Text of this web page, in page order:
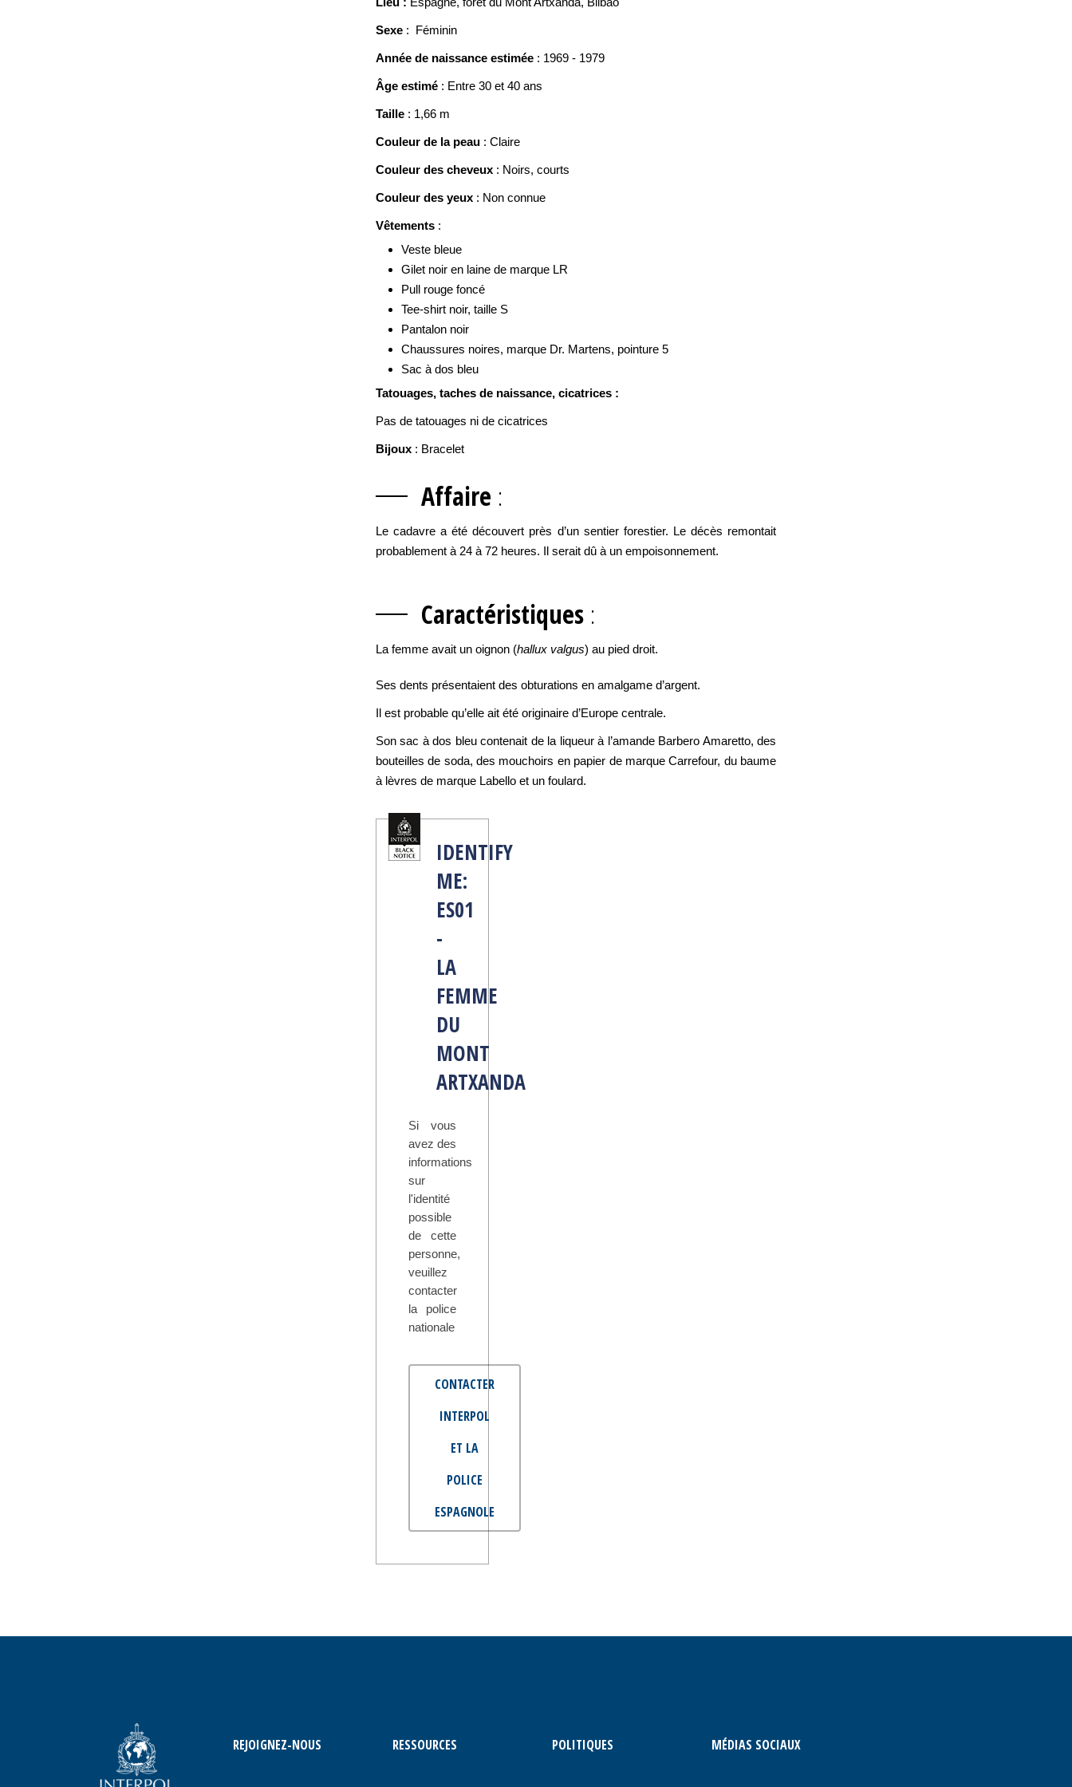
Sexe : Féminin
Année de naissance estimée : 1969 - 1979
Âge estimé : Entre 30 et 40 ans
Taille : 1,66 m
Couleur de la peau : Claire
Couleur des cheveux : Noirs, courts
Couleur des yeux : Non connue
Vêtements :
Veste bleue
Gilet noir en laine de marque LR
Pull rouge foncé
Tee-shirt noir, taille S
Pantalon noir
Chaussures noires, marque Dr. Martens, pointure 5
Sac à dos bleu
Tatouages, taches de naissance, cicatrices :
Pas de tatouages ni de cicatrices
Bijoux : Bracelet
Affaire :
Le cadavre a été découvert près d’un sentier forestier. Le décès remontait
probablement à 24 à 72 heures. Il serait dû à un empoisonnement.
Caractéristiques :
La femme avait un oignon (hallux valgus) au pied droit.
Ses dents présentaient des obturations en amalgame d’argent.
Il est probable qu’elle ait été originaire d’Europe centrale.
Son sac à dos bleu contenait de la liqueur à l’amande Barbero Amaretto, des
bouteilles de soda, des mouchoirs en papier de marque Carrefour, du baume
à lèvres de marque Labello et un foulard.
IDENTIFY
ME:
ES01
-
LA
FEMME
DU
MONT
ARTXANDA
Si vous
avez des
informations
sur
l'identité
possible
de cette
personne,
veuillez
contacter
la police
nationale
CONTACTER
INTERPOL
ET LA
POLICE
ESPAGNOLE
REJOIGNEZ-NOUS RESSOURCES POLITIQUES MÉDIAS SOCIAUX